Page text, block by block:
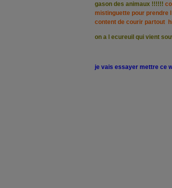
gason des animaux !!!!!!
mistinguette pour
content de courir partout
on a l ecureuil qui vient
je vais essayer mettre ce